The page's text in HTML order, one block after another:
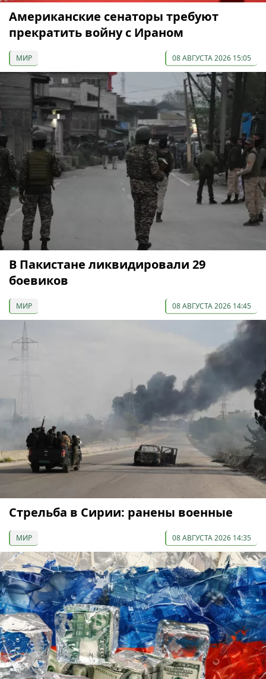
Американские сенаторы требуют
прекратить войну с Ираном
МИР 08 АВГУСТА 2026 15:05
В Пакистане ликвидировали 29
боевиков
МИР 08 АВГУСТА 2026 14:45
Стрельба в Сирии: ранены военные
МИР 08 АВГУСТА 2026 14:35